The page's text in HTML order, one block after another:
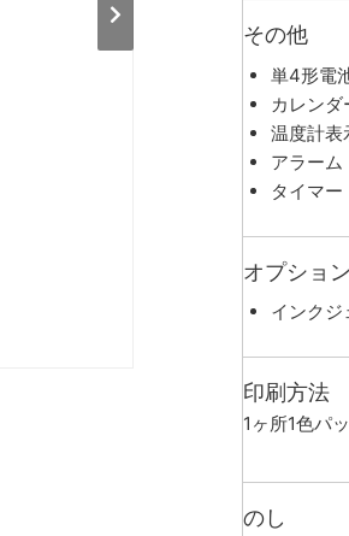
その他
単4形電
カレンダ
温度計表
アラーム
タイマー
オプション
インクジ
印刷方法
1ヶ所1色パ
のし